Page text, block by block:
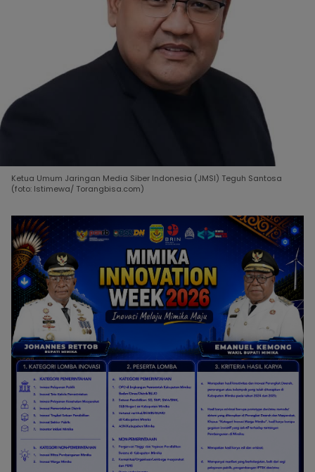
Ketua Umum Jaringan Media Siber Indonesia (JMSI) Teguh Santosa
(foto: Istimewa/ Torangbisa.com)